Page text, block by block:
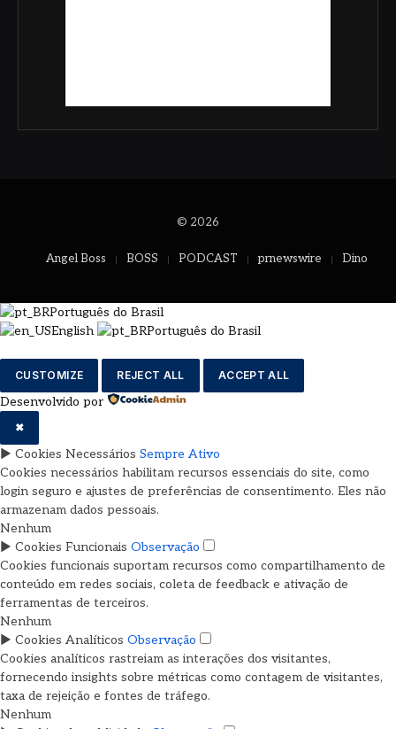
© 2026
Angel Boss BOSS PODCAST prnewswire Dino
Português do Brasil
English
Português do Brasil
CUSTOMIZE REJECT ALL ACCEPT ALL
Desenvolvido por
✖
► Cookies Necessários Sempre Ativo
Cookies necessários habilitam recursos essenciais do site, como
login seguro e ajustes de preferências de consentimento. Eles não
armazenam dados pessoais.
Nenhum
► Cookies Funcionais Observação
Cookies funcionais suportam recursos como compartilhamento de
conteúdo em redes sociais, coleta de feedback e ativação de
ferramentas de terceiros.
Nenhum
► Cookies Analíticos Observação
Cookies analíticos rastreiam as interações dos visitantes,
fornecendo insights sobre métricas como contagem de visitantes,
taxa de rejeição e fontes de tráfego.
Nenhum